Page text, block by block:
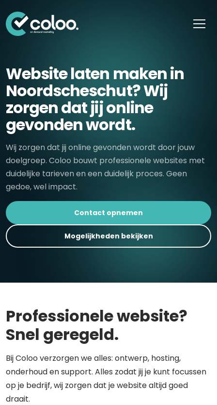
Website laten maken in
Noordscheschut? Wij
zorgen dat jij online
gevonden wordt.
Wij zorgen dat jij online gevonden wordt door jouw
doelgroep. Coloo bouwt professionele websites met
duidelijke tarieven en een duidelijk proces. Geen
gedoe, wel impact.
Contact opnemen
Mogelijkheden bekijken
Professionele website?
Snel geregeld.
Bij Coloo verzorgen we alles: ontwerp, hosting,
onderhoud en support. Alles zodat jij je kunt focussen
op je bedrijf, wij zorgen dat je website altijd goed
draait.